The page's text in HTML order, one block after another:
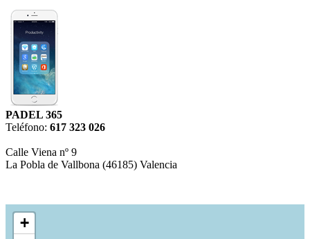
PADEL 365
Teléfono: 617 323 026
Calle Viena nº 9
La Pobla de Vallbona (46185) Valencia
+